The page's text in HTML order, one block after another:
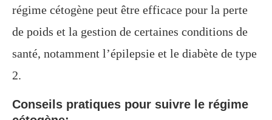
régime cétogène peut être efficace pour la perte
de poids et la gestion de certaines conditions de
santé, notamment l’épilepsie et le diabète de type
2.
Conseils pratiques pour suivre le régime